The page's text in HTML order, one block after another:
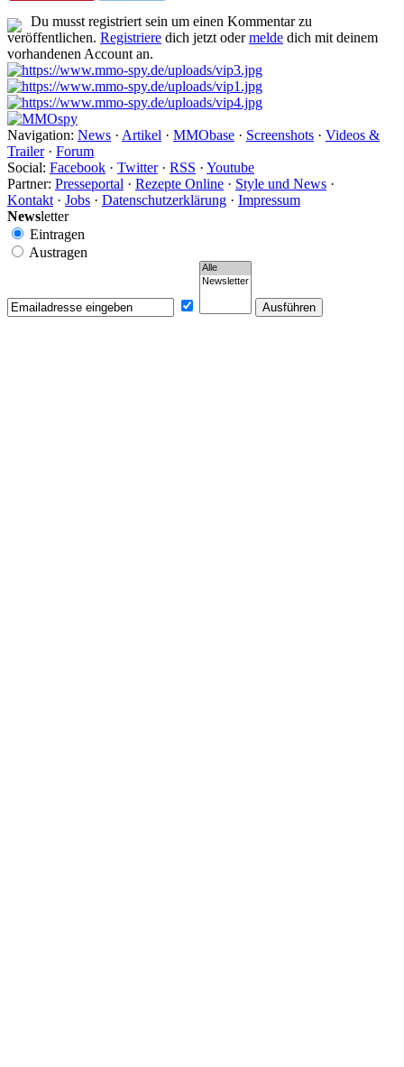
Du musst registriert sein um einen Kommentar zu
veröffentlichen. Registriere dich jetzt odermelde dich mit deinem
vorhandenen Account an.
Navigation: News · Artikel · MMObase · Screenshots · Videos &
Trailer· Forum
Social: Facebook · Twitter· RSS · Youtube
Partner: Presseportal · Rezepte Online · Style und News ·
Kontakt· Jobs · Datenschutzerklärung · Impressum
Newsletter
Eintragen
Austragen